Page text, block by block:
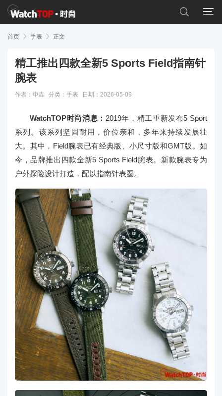


首页  手表  正文
精工推出四款全新5 Sports Field指南针
腕表
作者：申垚 分类： 手表 日期：2026-05-09
WatchTOP时尚消息： 2019年，精工重新发布5 Sport
系列。该系列坚固耐用，价位亲和，多年来持续发展壮
大。其中，Field腕表已有经典版、小尺寸版和GMT版。如
今，品牌推出四款全新5 Sports Field腕表。新款腕表专为
户外探险设计打造，配以指南针表圈。